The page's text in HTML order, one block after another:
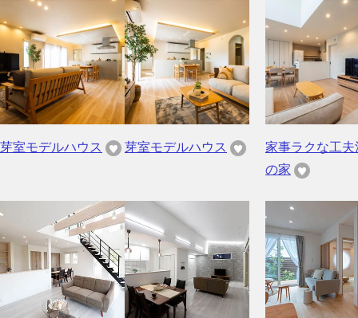
芽室モデルハウス 芽室モデルハウス
家事ラクな工夫
の家